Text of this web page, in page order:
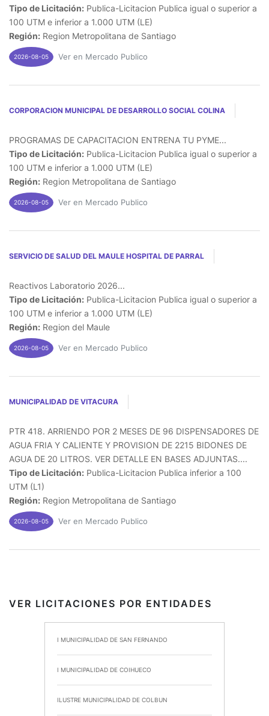
Tipo de Licitación: Publica-Licitacion Publica igual o superior a
100 UTM e inferior a 1.000 UTM (LE)
Región: Region Metropolitana de Santiago
2026-08-05 Ver en Mercado Publico
CORPORACION MUNICIPAL DE DESARROLLO SOCIAL COLINA
PROGRAMAS DE CAPACITACION ENTRENA TU PYME...
Tipo de Licitación: Publica-Licitacion Publica igual o superior a
100 UTM e inferior a 1.000 UTM (LE)
Región: Region Metropolitana de Santiago
2026-08-05 Ver en Mercado Publico
SERVICIO DE SALUD DEL MAULE HOSPITAL DE PARRAL
Reactivos Laboratorio 2026...
Tipo de Licitación: Publica-Licitacion Publica igual o superior a
100 UTM e inferior a 1.000 UTM (LE)
Región: Region del Maule
2026-08-05 Ver en Mercado Publico
MUNICIPALIDAD DE VITACURA
PTR 418. ARRIENDO POR 2 MESES DE 96 DISPENSADORES DE
AGUA FRIA Y CALIENTE Y PROVISION DE 2215 BIDONES DE
AGUA DE 20 LITROS. VER DETALLE EN BASES ADJUNTAS....
Tipo de Licitación: Publica-Licitacion Publica inferior a 100
UTM (L1)
Región: Region Metropolitana de Santiago
2026-08-05 Ver en Mercado Publico
VER LICITACIONES POR ENTIDADES
I MUNICIPALIDAD DE SAN FERNANDO
I MUNICIPALIDAD DE COIHUECO
ILUSTRE MUNICIPALIDAD DE COLBUN